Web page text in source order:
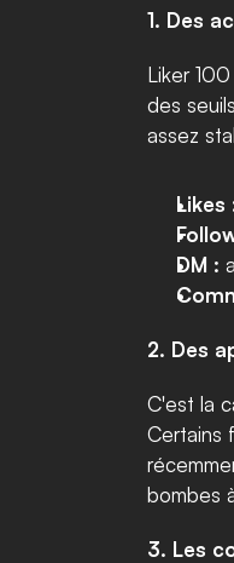
1. Des
Liker
des
assez
Likes
DM :
2. Des
C'est la
Certains
bombes
3. Les